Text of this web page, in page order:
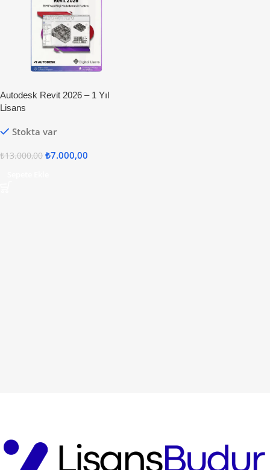
Autodesk Revit 2026 – 1 Yıl
Lisans
Stokta var
₺13.000,00 ₺7.000,00